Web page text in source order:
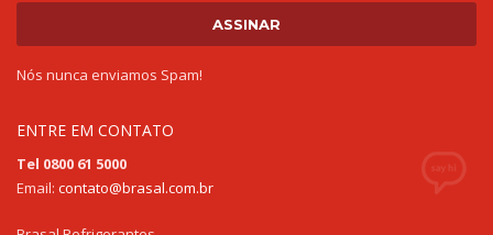
Nós nunca enviamos Spam!
ENTRE EM CONTATO
Tel 0800 61 5000
Email: contato@brasal.com.br